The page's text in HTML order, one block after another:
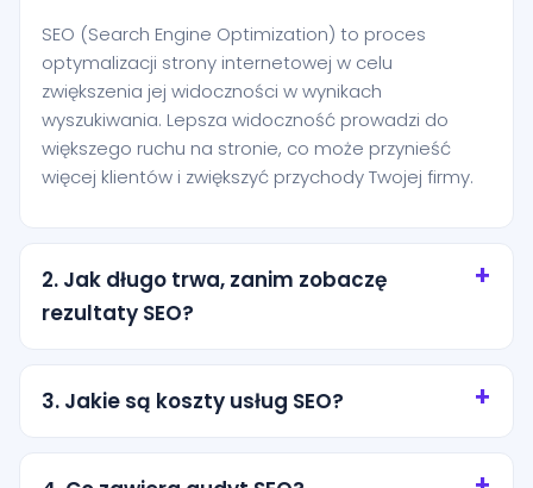
SEO (Search Engine Optimization) to proces
optymalizacji strony internetowej w celu
zwiększenia jej widoczności w wynikach
wyszukiwania. Lepsza widoczność prowadzi do
większego ruchu na stronie, co może przynieść
więcej klientów i zwiększyć przychody Twojej firmy.
2. Jak długo trwa, zanim zobaczę
rezultaty SEO?
SEO to proces długoterminowy, a rezultaty mogą
zależeć od wielu czynników, takich jak konkurencja,
aktualny stan Twojej strony i wybrana strategia.
Zazwyczaj widoczne efekty pojawiają się po kilku
miesiącach systematycznych działań.
3. Jakie są koszty usług SEO?
Koszty usług SEO mogą się różnić w zależności od
zakresu działań, konkurencyjności branży oraz